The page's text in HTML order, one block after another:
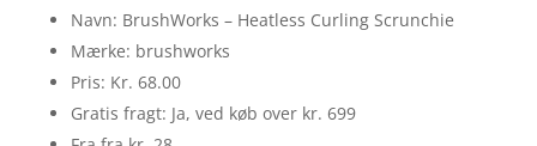
Navn: BrushWorks – Heatless Curling Scrunchie
Mærke: brushworks
Pris: Kr. 68.00
Gratis fragt: Ja, ved køb over kr. 699